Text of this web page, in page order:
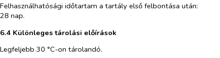
Felhasználhatósági időtartam a tartály első felbontása után:
28 nap.
6.4 Különleges tárolási előírások
Legfeljebb 30 °C-on tárolandó.